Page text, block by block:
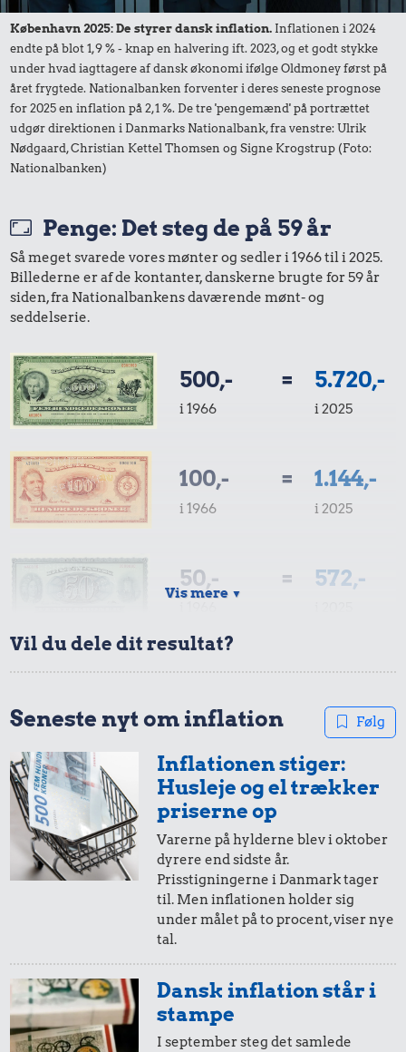
Udvalgte varer fra danskernes indkøbskurv gennem tiderne.
Priser i nutidskroner er estimeret af Oldmoney. Priser i
datidskroner er på baggrund af forbrugerprisindekset fra
København 2025: De styrer dansk inflation. Inflationen i 2024
endte på blot 1,9 % - knap en halvering ift. 2023, og et godt stykke
under hvad iagttagere af dansk økonomi ifølge Oldmoney først på
året frygtede. Nationalbanken forventer i deres seneste prognose
for 2025 en inflation på 2,1 %. De tre 'pengemænd' på portrættet
udgør direktionen i Danmarks Nationalbank, fra venstre: Ulrik
Nødgaard, Christian Kettel Thomsen og Signe Krogstrup (Foto:
Nationalbanken)
Penge: Det steg de på 59 år
Så meget svarede vores mønter og sedler i 1966 til i 2025.
Billederne er af de kontanter, danskerne brugte for 59 år
siden, fra Nationalbankens daværende mønt- og
seddelserie.
500,-
i 1966
= 5.720,-
i 2025
100,-
i 1966
= 1.144,-
i 2025
50,- = 572,-
10,-
i 1966
= 114,-
i 2025
5,-
i 1966
= 57,-
10 øre
i 1966
= 1,-
i 2025
0,57,-
Vis mere ▼
Vil du dele dit resultat?
Seneste nyt om inflation Følg
Inflationen stiger:
Husleje og el trækker
priserne op
Varerne på hylderne blev i oktober
dyrere end sidste år.
Prisstigningerne i Danmark tager
til. Men inflationen holder sig
under målet på to procent, viser nye
tal.
Dansk inflation står i
stampe
I september steg det samlede